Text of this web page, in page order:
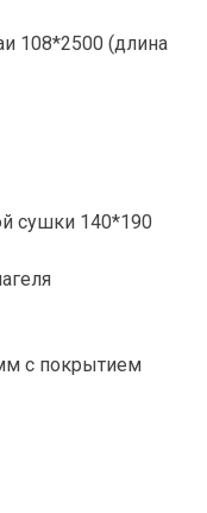
108*2500 (длина
сушки 140*190
с покрытием